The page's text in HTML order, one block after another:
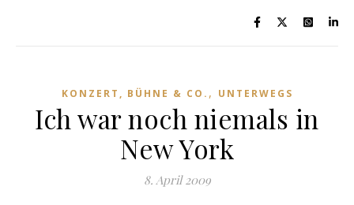
KONZERT, BÜHNE & CO. , UNTERWEGS
Ich war noch niemals in
New York
8. April 2009